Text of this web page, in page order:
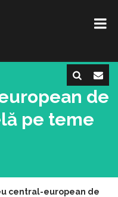
de
pe teme
central-european de